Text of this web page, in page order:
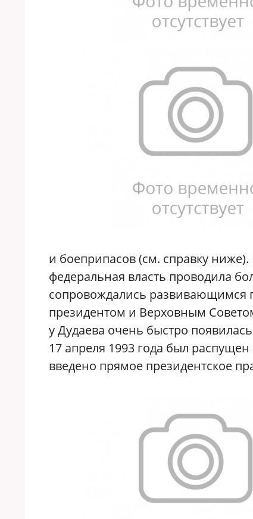
и боеприпасов (см. справку
федеральная власть проводила
сопровождались развивающимся
президентом и Верховным
у Дудаева очень быстро
17 апреля 1993 года был
введено прямое президентское